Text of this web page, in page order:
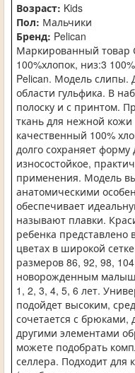
Возраст: Kids
Пол: Мальчики
Бренд: Pelican
Маркированный товар
100%хлопок, низ:3
Pelican. Модель слипы.
области гульфика. В
полоску и с принтом.
ткань для нежной кожи
качественный 100%
долго сохраняет
износостойкое,
применения. Модель
анатомическими
обеспечивает
называют плавки.
ребенка представлено
цветах в широкой
размеров 86, 92, 98,
новорожденным
1, 2, 3, 4, 5, 6 лет.
подойдет высоким,
сочетается с
другими элементами
можете подобрать
селлера. Подходит для